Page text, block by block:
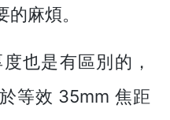
麻煩。
也是有區別的，
等效 35mm 焦距